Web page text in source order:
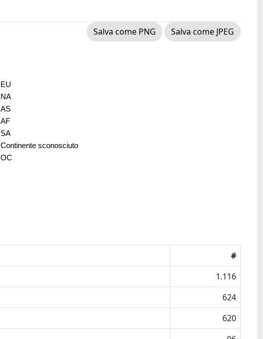
Salva come PNG
Salva come JPEG
EU
NA
AS
AF
SA
Continente sconosciuto
OC
#
1.116
624
620